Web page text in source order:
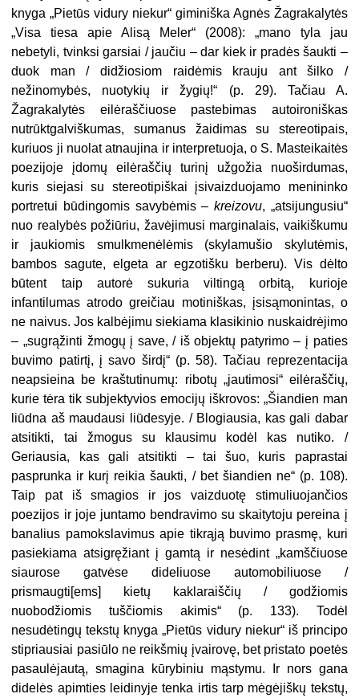
knyga „Pietūs vidury niekur“ giminiška Agnės Žagrakalytės
„Visa tiesa apie Alisą Meler“ (2008): „mano tyla jau
nebetyli, tvinksi garsiai / jaučiu – dar kiek ir pradės šaukti –
duok man / didžiosiom raidėmis krauju ant šilko /
nežinomybės, nuotykių ir žygių!“ (p. 29). Tačiau A.
Žagrakalytės eilėraščiuose pastebimas autoironiškas
nutrūktgalviškumas, sumanus žaidimas su stereotipais,
kuriuos ji nuolat atnaujina ir interpretuoja, o S. Masteikaitės
poezijoje įdomų eilėraščių turinį užgožia nuoširdumas,
kuris siejasi su stereotipiškai įsivaizduojamo menininko
portretui būdingomis savybėmis – kreizovu, „atsijungusiu“
nuo realybės požiūriu, žavėjimusi marginalais, vaikiškumu
ir jaukiomis smulkmenėlėmis (skylamušio skylutėmis,
bambos sagute, elgeta ar egzotišku berberu). Vis dėlto
būtent taip autorė sukuria viltingą orbitą, kurioje
infantilumas atrodo greičiau motiniškas, įsisąmonintas, o
ne naivus. Jos kalbėjimu siekiama klasikinio nuskaidrėjimo
– „sugrąžinti žmogų į save, / iš objektų patyrimo – į paties
buvimo patirtį, į savo širdį“ (p. 58). Tačiau reprezentacija
neapsieina be kraštutinumų: ribotų „jautimosi“ eilėraščių,
kurie tėra tik subjektyvios emocijų iškrovos: „Šiandien man
liūdna aš maudausi liūdesyje. / Blogiausia, kas gali dabar
atsitikti, tai žmogus su klausimu kodėl kas nutiko. /
Geriausia, kas gali atsitikti – tai šuo, kuris paprastai
pasprunka ir kurį reikia šaukti, / bet šiandien ne“ (p. 108).
Taip pat iš smagios ir jos vaizduotę stimuliuojančios
poezijos ir joje juntamo bendravimo su skaitytoju pereina į
banalius pamokslavimus apie tikrąją buvimo prasmę, kuri
pasiekiama atsigręžiant į gamtą ir nesėdint „kamščiuose
siaurose gatvėse dideliuose automobiliuose /
prismaugti[ems] kietų kaklaraiščių / godžiomis
nuobodžiomis tuščiomis akimis“ (p. 133). Todėl
nesudėtingų tekstų knyga „Pietūs vidury niekur“ iš principo
stipriausiai pasiūlo ne reikšmių įvairovę, bet pristato poetės
pasaulėjautą, smagina kūrybiniu mąstymu. Ir nors gana
didelės apimties leidinyje tenka irtis tarp mėgėjiškų tekstų,